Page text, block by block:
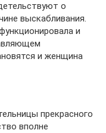
о
выскабливания.
и
и женщина
прекрасного
вполне